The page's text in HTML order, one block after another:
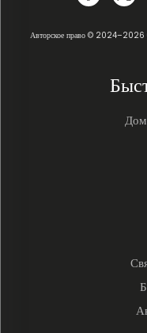
Авторское право ©